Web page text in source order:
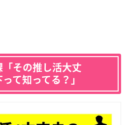
その推し活大丈
て知ってる？」